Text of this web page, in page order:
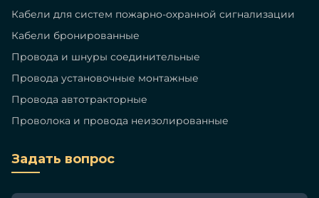
Кабели для систем пожарно-охранной сигнализации
Кабели бронированные
Провода и шнуры соединительные
Провода установочные монтажные
Провода автотракторные
Проволока и провода неизолированные
Задать вопрос